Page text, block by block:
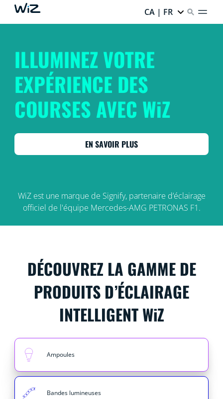
CA | FR
ILLUMINEZ VOTRE
EXPÉRIENCE DES
COURSES AVEC WiZ
EN SAVOIR PLUS
WiZ est une marque de Signify, partenaire d’éclairage
officiel de l'équipe Mercedes-AMG PETRONAS F1.
DÉCOUVREZ LA GAMME DE
PRODUITS D’ÉCLAIRAGE
INTELLIGENT WiZ
Ampoules
Bandes lumineuses